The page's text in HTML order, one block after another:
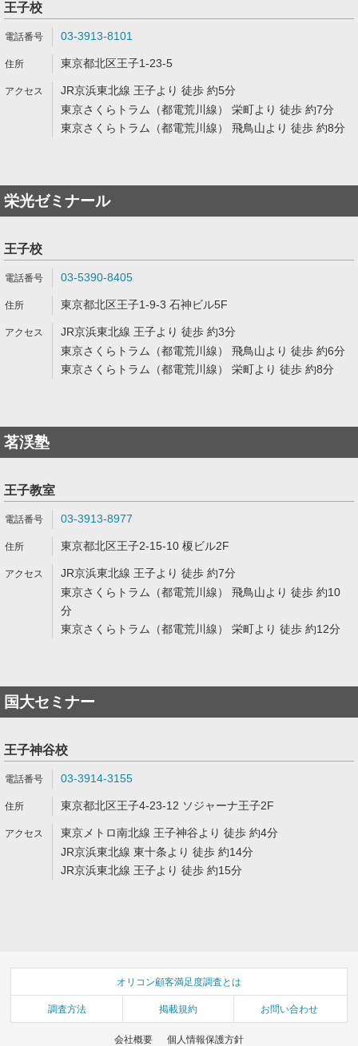
王子校
03-3913-8101
東京都北区王子1-23-5
JR京浜東北線 王子より 徒歩 約5分
東京さくらトラム（都電荒川線） 栄町より 徒歩 約7分
東京さくらトラム（都電荒川線） 飛鳥山より 徒歩 約8分
栄光ゼミナール
王子校
03-5390-8405
東京都北区王子1-9-3 石神ビル5F
JR京浜東北線 王子より 徒歩 約3分
東京さくらトラム（都電荒川線） 飛鳥山より 徒歩 約6分
東京さくらトラム（都電荒川線） 栄町より 徒歩 約8分
茗渓塾
王子教室
03-3913-8977
東京都北区王子2-15-10 榎ビル2F
JR京浜東北線 王子より 徒歩 約7分
東京さくらトラム（都電荒川線） 飛鳥山より 徒歩 約10
分
東京さくらトラム（都電荒川線） 栄町より 徒歩 約12分
国大セミナー
王子神谷校
03-3914-3155
東京都北区王子4-23-12 ソジャーナ王子2F
東京メトロ南北線 王子神谷より 徒歩 約4分
JR京浜東北線 東十条より 徒歩 約14分
JR京浜東北線 王子より 徒歩 約15分
オリコン顧客満足度調査とは
調査方法 掲載規約 お問い合わせ
会社概要 個人情報保護方針